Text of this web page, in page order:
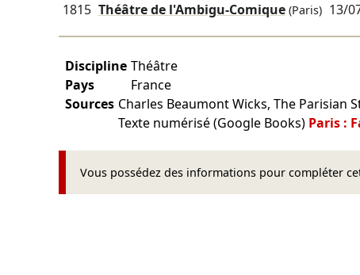
1815 Théâtre de l'Ambigu-Comique(Paris) 13/
Discipline Théâtre
Pays
France
Sources Charles Beaumont Wicks, The Parisian
Texte numérisé (Google Books) Paris :
Vous possédez des informations pour compléter